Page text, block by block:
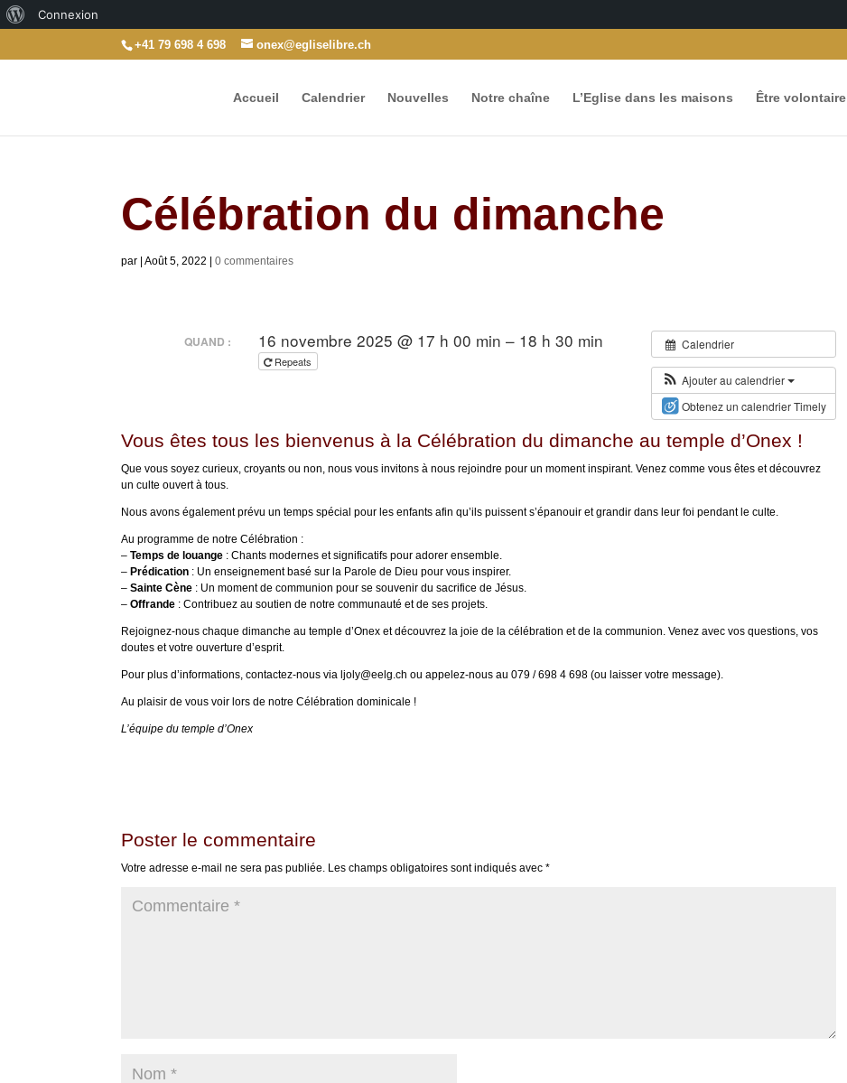
Connexion
+41 79 698 4 698 onex@egliselibre.ch
Accueil Calendrier Nouvelles Notre chaîne L’Eglise dans les maisons Être volontaire
Célébration du dimanche
par |Août 5, 2022 |0 commentaires
Calendrier
Ajouter au calendrier
Obtenez un calendrier Timely
QUAND : 16 novembre 2025 @ 17 h 00 min – 18 h 30 min
Repeats
Vous êtes tous les bienvenus à la Célébration du dimanche au temple d’Onex !
Que vous soyez curieux, croyants ou non, nous vous invitons à nous rejoindre pour un moment inspirant. Venez comme vous êtes et découvrez
un culte ouvert à tous.
Nous avons également prévu un temps spécial pour les enfants afin qu’ils puissent s’épanouir et grandir dans leur foi pendant le culte.
Au programme de notre Célébration :
–Temps de louange : Chants modernes et significatifs pour adorer ensemble.
–Prédication : Un enseignement basé sur la Parole de Dieu pour vous inspirer.
–Sainte Cène : Un moment de communion pour se souvenir du sacrifice de Jésus.
–Offrande : Contribuez au soutien de notre communauté et de ses projets.
Rejoignez-nous chaque dimanche au temple d’Onex et découvrez la joie de la célébration et de la communion. Venez avec vos questions, vos
doutes et votre ouverture d’esprit.
Pour plus d’informations, contactez-nous via ljoly@eelg.ch ou appelez-nous au 079 / 698 4 698 (ou laisser votre message).
Au plaisir de vous voir lors de notre Célébration dominicale !
L’équipe du temple d’Onex
Poster le commentaire
Votre adresse e-mail ne sera pas publiée. Les champs obligatoires sont indiqués avec*